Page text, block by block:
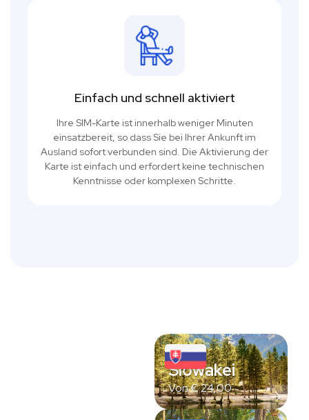
Einfach und schnell aktiviert
Ihre SIM-Karte ist innerhalb weniger Minuten
einsatzbereit, so dass Sie bei Ihrer Ankunft im
Ausland sofort verbunden sind. Die Aktivierung der
Karte ist einfach und erfordert keine technischen
Kenntnisse oder komplexen Schritte.
Slowakei
Von€24,00